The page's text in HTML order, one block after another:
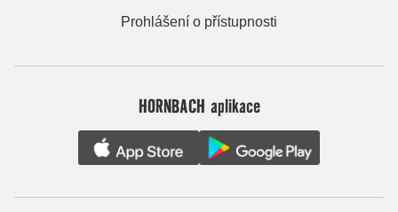
Prohlášení o přístupnosti
HORNBACH aplikace